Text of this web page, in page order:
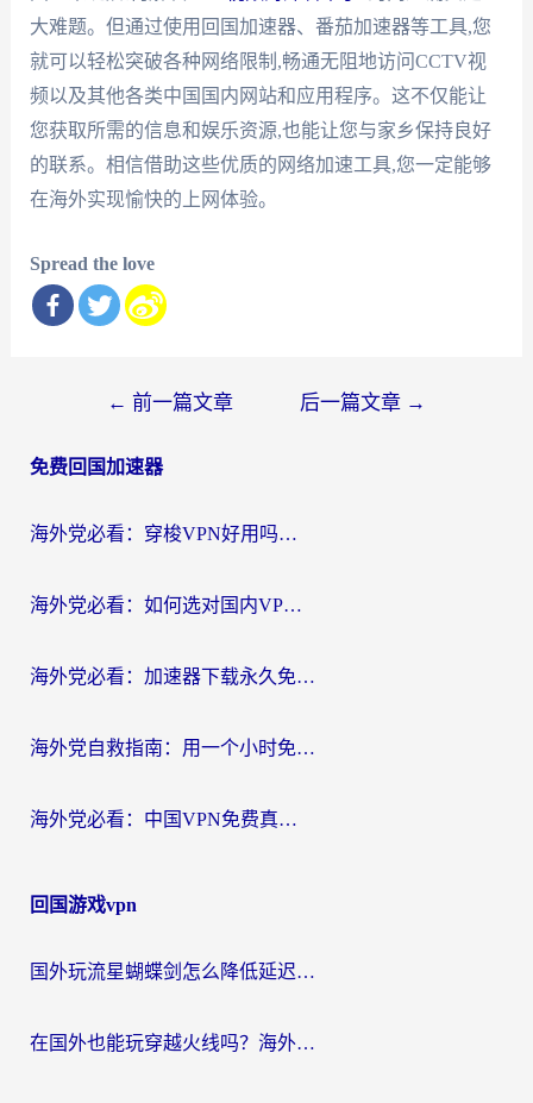
大难题。但通过使用回国加速器、番茄加速器等工具,您
就可以轻松突破各种网络限制,畅通无阻地访问CCTV视
频以及其他各类中国国内网站和应用程序。这不仅能让
您获取所需的信息和娱乐资源,也能让您与家乡保持良好
的联系。相信借助这些优质的网络加速工具,您一定能够
在海外实现愉快的上网体验。
Spread the love
导
← 前一篇文章 后一篇文章 →
免费回国加速器
海外党必看：穿梭VPN好用吗？和云帆VPN对比哪个回国效果更好？附真实测评+避坑指南
海外党必看：如何选对国内VPN，实现无缝访问国内资源？
海外党必看：加速器下载永久免费版真的存在吗？教你无缝访问国内资源的正确姿势
海外党自救指南：用一个小时免费加速器，轻松打破国内资源访问壁垒？
海外党必看：中国VPN免费真的靠谱吗？手把手教你选对回国加速器
回国游戏vpn
国外玩流星蝴蝶剑怎么降低延迟？海外党必看的加速秘籍（含欧洲鸣潮&彩虹岛优化攻略）
在国外也能玩穿越火线吗？海外玩家国服游戏畅玩终极指南